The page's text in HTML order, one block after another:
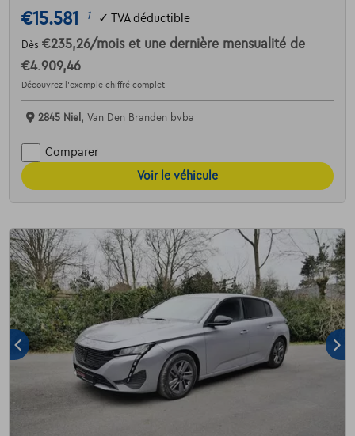
€15.581 1 ✓ TVA déductible
Dès €235,26/mois et une dernière mensualité de
€4.909,46
Découvrez l’exemple chiffré complet
2845 Niel, Van Den Branden bvba
Comparer
Voir le véhicule